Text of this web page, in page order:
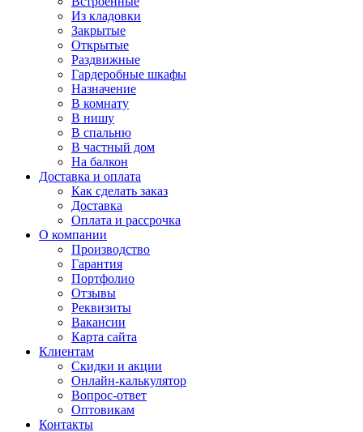
Из кладовки
Закрытые
Открытые
Раздвижные
Гардеробные шкафы
Назначение
В комнату
В нишу
В спальню
В частный дом
На балкон
Доставка и оплата
Как сделать заказ
Доставка
Оплата и рассрочка
О компании
Производство
Гарантия
Портфолио
Отзывы
Реквизиты
Вакансии
Карта сайта
Клиентам
Скидки и акции
Онлайн-калькулятор
Вопрос-ответ
Оптовикам
Контакты